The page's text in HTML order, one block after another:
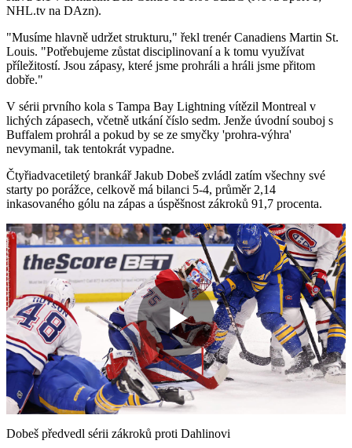
NHL.tv na DAzn).
"Musíme hlavně udržet strukturu," řekl trenér Canadiens Martin St.
Louis. "Potřebujeme zůstat disciplinovaní a k tomu využívat
příležitostí. Jsou zápasy, které jsme prohráli a hráli jsme přitom
dobře."
V sérii prvního kola s Tampa Bay Lightning vítězil Montreal v
lichých zápasech, včetně utkání číslo sedm. Jenže úvodní souboj s
Buffalem prohrál a pokud by se ze smyčky 'prohra-výhra'
nevymanil, tak tentokrát vypadne.
Čtyřiadvacetiletý brankář Jakub Dobeš zvládl zatím všechny své
starty po porážce, celkově má bilanci 5-4, průměr 2,14
inkasovaného gólu na zápas a úspěšnost zákroků 91,7 procenta.
Play
Video
Dobeš předvedl sérii zákroků proti Dahlinovi